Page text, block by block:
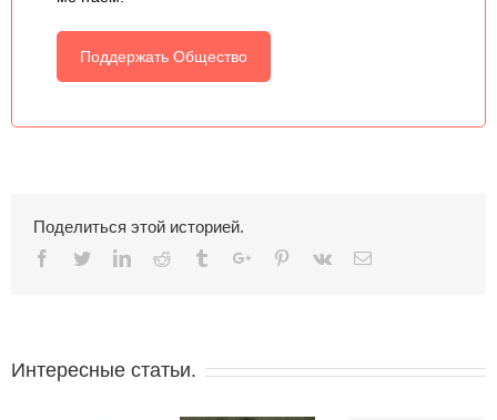
Поддержать Общество
Поделиться этой историей.
Facebook
TwitterLinkedinReddit TumblrGoogle+Pinterest
Vk Email
Интересные статьи.